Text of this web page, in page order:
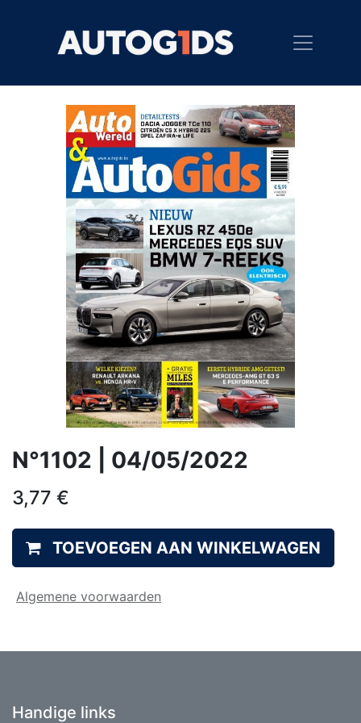
N°1102 | 04/05/2022
3,77 €
TOEVOEGEN AAN WINKELWAGEN
Algemene voorwaarden
Handige links